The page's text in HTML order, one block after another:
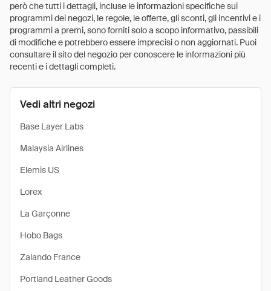
però che tutti i dettagli, incluse le informazioni specifiche sui
programmi dei negozi, le regole, le offerte, gli sconti, gli incentivi e i
programmi a premi, sono forniti solo a scopo informativo, passibili
di modifiche e potrebbero essere imprecisi o non aggiornati. Puoi
consultare il sito del negozio per conoscere le informazioni più
recenti e i dettagli completi.
Vedi altri negozi
Base Layer Labs
Malaysia Airlines
Elemis US
Lorex
La Garçonne
Hobo Bags
Zalando France
Portland Leather Goods